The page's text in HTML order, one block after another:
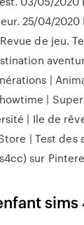
25/04/2020
de jeu.
|
| Super
| Ile de
| Test des
sur
sims